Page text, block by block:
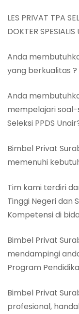
LES PRIVAT TPA
DOKTER
Anda
yang berkualitas ?
Anda
mempelajari
Seleksi PPDS
Bimbel Privat
memenuhi
Tim kami terdiri
Tinggi Negeri dan
Kompetensi di
Bimbel Privat
mendampingi
Program
Bimbel Privat
profesional,